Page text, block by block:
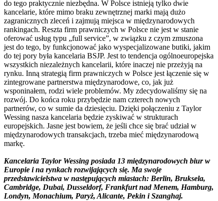
do tego praktycznie niezbędna. W Polsce istnieją tylko dwie
kancelarie, które mimo braku zewnętrznej marki mają dużo
zagranicznych zleceń i zajmują miejsca w międzynarodowych
rankingach. Reszta firm prawniczych w Polsce nie jest w stanie
oferować usług typu „full service”, w związku z czym zmuszona
jest do tego, by funkcjonować jako wyspecjalizowane butiki, jakim
do tej pory była kancelaria BSJP. Jest to tendencja ogólnoeuropejska
wszystkich niezależnych kancelarii, które inaczej nie przeżyją na
rynku. Inną strategią firm prawniczych w Polsce jest łączenie się w
zintegrowane partnerstwa międzynarodowe, co, jak już
wsponinałem, rodzi wiele problemów. My zdecydowaliśmy się na
rozwój. Do końca roku przybędzie nam czterech nowych
partnerów, co w sumie da dziesięciu. Dzięki połączeniu z Taylor
Wessing nasza kancelaria będzie zyskiwać w strukturach
europejskich. Jasne jest bowiem, że jeśli chce się brać udział w
międzynarodowych transakcjach, trzeba mieć międzynarodową
markę.
Kancelaria Taylor Wessing posiada 13 międzynarodowych biur w
Europie i na rynkach rozwijających się. Ma swoje
przedstawicielstwa w następujących miastach: Berlin, Bruksela,
Cambridge, Dubai, Dusseldorf, Frankfurt nad Menem, Hamburg,
Londyn, Monachium, Paryż, Alicante, Pekin i Szanghaj.